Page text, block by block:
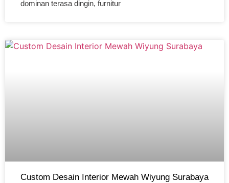
dominan terasa dingin, furnitur
Custom Desain Interior Mewah Wiyung Surabaya